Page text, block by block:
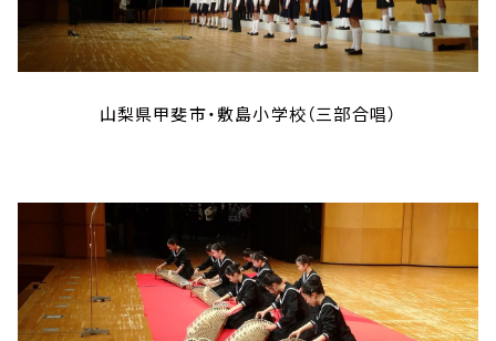
山梨県甲斐市・敷島小学校（三部合唱）